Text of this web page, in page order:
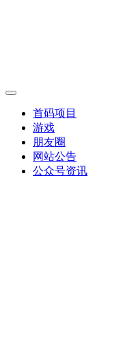
首码项目
游戏
朋友圈
网站公告
公众号资讯